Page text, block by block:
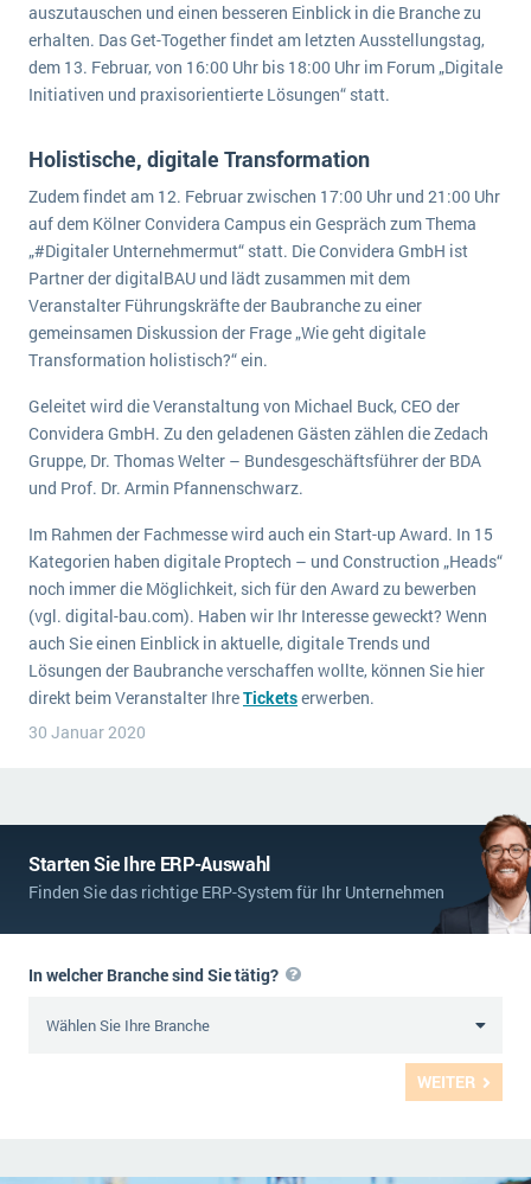
auszutauschen und einen besseren Einblick in die Branche zu
erhalten. Das Get-Together findet am letzten Ausstellungstag,
dem 13. Februar, von 16:00 Uhr bis 18:00 Uhr im Forum „Digitale
Initiativen und praxisorientierte Lösungen“ statt.
Holistische, digitale Transformation
Zudem findet am 12. Februar zwischen 17:00 Uhr und 21:00 Uhr
auf dem Kölner Convidera Campus ein Gespräch zum Thema
„#Digitaler Unternehmermut“ statt. Die Convidera GmbH ist
Partner der digitalBAU und lädt zusammen mit dem
Veranstalter Führungskräfte der Baubranche zu einer
gemeinsamen Diskussion der Frage „Wie geht digitale
Transformation holistisch?“ ein.
Geleitet wird die Veranstaltung von Michael Buck, CEO der
Convidera GmbH. Zu den geladenen Gästen zählen die Zedach
Gruppe, Dr. Thomas Welter – Bundesgeschäftsführer der BDA
und Prof. Dr. Armin Pfannenschwarz.
Im Rahmen der Fachmesse wird auch ein Start-up Award. In 15
Kategorien haben digitale Proptech – und Construction „Heads“
noch immer die Möglichkeit, sich für den Award zu bewerben
(vgl. digital-bau.com). Haben wir Ihr Interesse geweckt? Wenn
auch Sie einen Einblick in aktuelle, digitale Trends und
Lösungen der Baubranche verschaffen wollte, können Sie hier
direkt beim Veranstalter IhreTicketserwerben.
30 Januar 2020
Starten Sie Ihre ERP-Auswahl
Finden Sie das richtige ERP-System für Ihr Unternehmen
WEITER
In welcher Branche sind Sie tätig?